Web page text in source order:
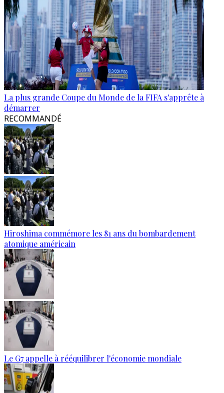
La plus grande Coupe du Monde de la FIFA s'apprête à
démarrer
RECOMMANDÉ
Hiroshima commémore les 81 ans du bombardement
atomique américain
Le G7 appelle à rééquilibrer l'économie mondiale